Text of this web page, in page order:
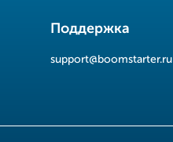
Поддержка
support@boomstarter.ru